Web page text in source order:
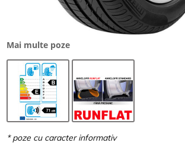
Mai multe poze